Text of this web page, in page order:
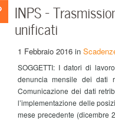
INPS –
unificati
1 Febbraio 2016 in
SOGGETTI: I datori di
denuncia mensile dei dati
Comunicazione dei dati
l’implementazione delle
mese precedente (dicembre